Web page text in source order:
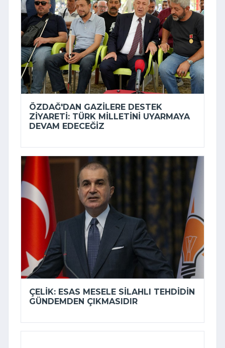
ÖZDAĞ'DAN GAZILERE DESTEK
ZIYARETI: TÜRK MILLETINI UYARMAYA
DEVAM EDECEĞIZ
ÇELIK: ESAS MESELE SILAHLI TEHDIDIN
GÜNDEMDEN ÇIKMASIDIR